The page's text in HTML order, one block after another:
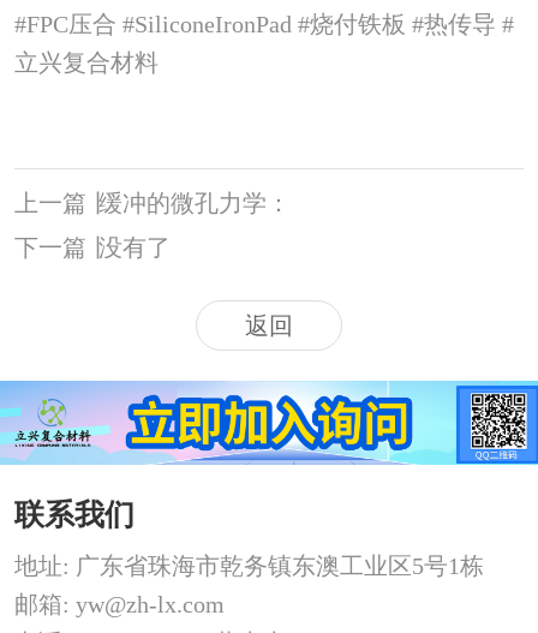
#FPC压合 #SiliconeIronPad #烧付铁板 #热传导 #
立兴复合材料
上一篇 丨
缓冲的微孔力学：
下一篇 丨
没有了
返回
联系我们
地址: 广东省珠海市乾务镇东澳工业区5号1栋
邮箱: yw@zh-lx.com